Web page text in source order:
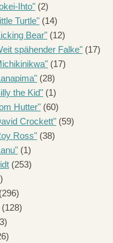
Ihto" (2)
Turtle" (14)
Bear" (12)
spähender Falke" (17)
(17)
(28)
the Kid" (1)
Hutter" (60)
Crockett" (59)
Ross" (38)
(1)
(253)
(296)
(128)